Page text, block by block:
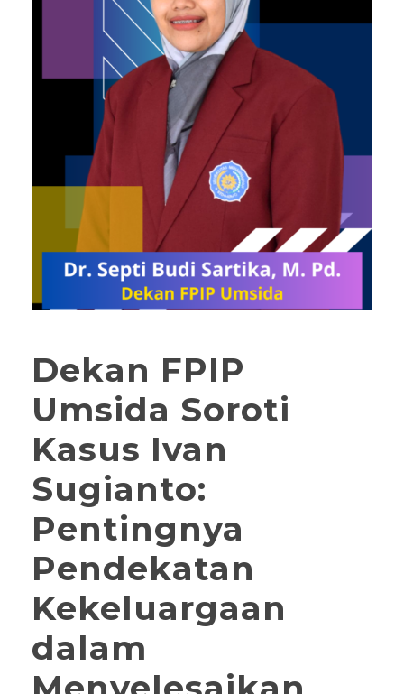
Dekan FPIP
Umsida Soroti
Kasus Ivan
Sugianto:
Pentingnya
Pendekatan
Kekeluargaan
dalam